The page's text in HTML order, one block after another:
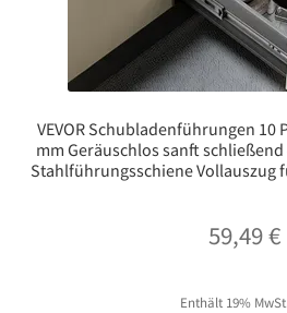
VEVOR Schubladenführungen 10
mm Geräuschlos sanft
Stahlführungsschiene Vollauszug
59,49€
Enthält 19%